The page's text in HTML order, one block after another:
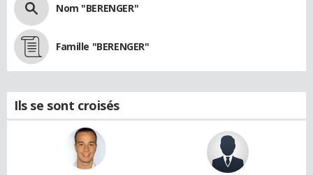
Nom "BERENGER"
Famille "BERENGER"
Ils se sont croisés